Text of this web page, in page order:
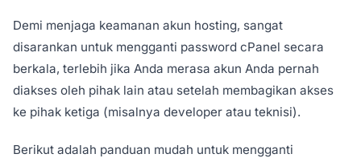
Demi menjaga keamanan akun hosting, sangat
disarankan untuk mengganti password cPanel secara
berkala, terlebih jika Anda merasa akun Anda pernah
diakses oleh pihak lain atau setelah membagikan akses
ke pihak ketiga (misalnya developer atau teknisi).
Berikut adalah panduan mudah untuk mengganti